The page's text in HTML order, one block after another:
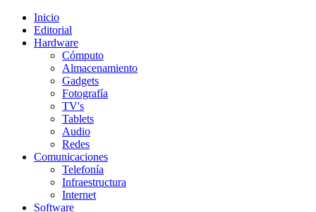
Inicio
Editorial
Hardware
Cómputo
Almacenamiento
Gadgets
Fotografía
TV's
Tablets
Audio
Redes
Comunicaciones
Telefonía
Infraestructura
Internet
Software